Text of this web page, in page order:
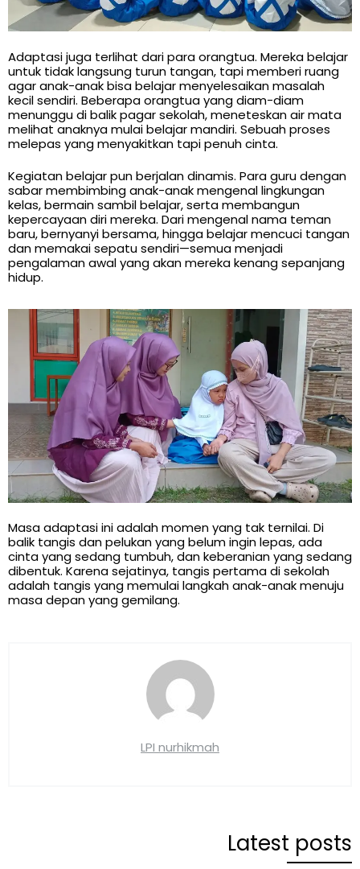
Adaptasi juga terlihat dari para orangtua. Mereka belajar
untuk tidak langsung turun tangan, tapi memberi ruang
agar anak-anak bisa belajar menyelesaikan masalah
kecil sendiri. Beberapa orangtua yang diam-diam
menunggu di balik pagar sekolah, meneteskan air mata
melihat anaknya mulai belajar mandiri. Sebuah proses
melepas yang menyakitkan tapi penuh cinta.
Kegiatan belajar pun berjalan dinamis. Para guru dengan
sabar membimbing anak-anak mengenal lingkungan
kelas, bermain sambil belajar, serta membangun
kepercayaan diri mereka. Dari mengenal nama teman
baru, bernyanyi bersama, hingga belajar mencuci tangan
dan memakai sepatu sendiri—semua menjadi
pengalaman awal yang akan mereka kenang sepanjang
hidup.
Masa adaptasi ini adalah momen yang tak ternilai. Di
balik tangis dan pelukan yang belum ingin lepas, ada
cinta yang sedang tumbuh, dan keberanian yang sedang
dibentuk. Karena sejatinya, tangis pertama di sekolah
adalah tangis yang memulai langkah anak-anak menuju
masa depan yang gemilang.
LPI nurhikmah
Latest posts